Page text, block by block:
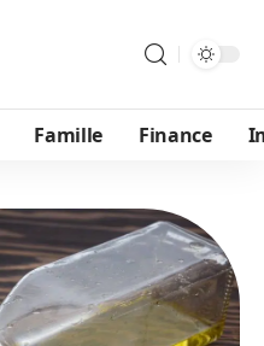
Famille Finance